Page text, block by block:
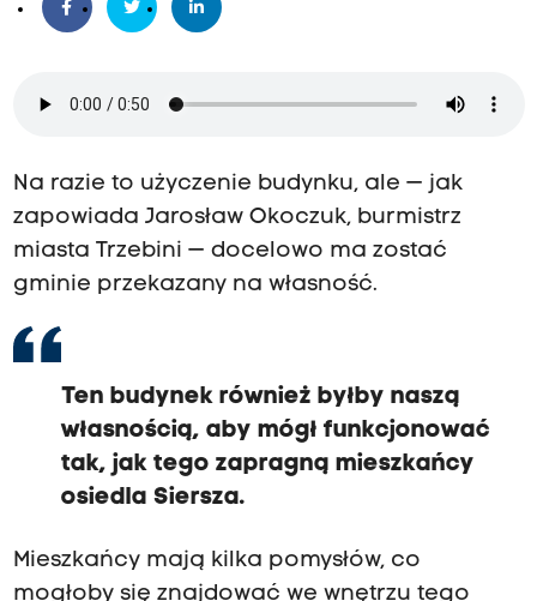
Na razie to użyczenie budynku, ale — jak
zapowiada Jarosław Okoczuk, burmistrz
miasta Trzebini — docelowo ma zostać
gminie przekazany na własność.
Ten budynek również byłby naszą
własnością, aby mógł funkcjonować
tak, jak tego zapragną mieszkańcy
osiedla Siersza.
Mieszkańcy mają kilka pomysłów, co
mogłoby się znajdować we wnętrzu tego